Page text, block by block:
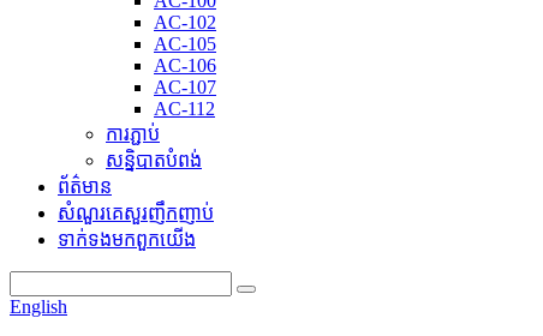
AC-102
AC-105
AC-106
AC-107
AC-112
ការភ្ជាប់
សន្និបាតបំពង់
ព័ត៌មាន
សំណួរគេសួរញឹកញាប់
ទាក់ទង​មក​ពួក​យើង
English